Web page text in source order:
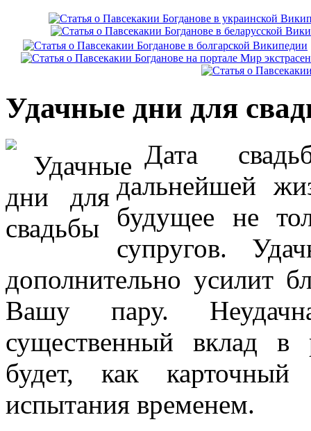
Удачные дни для
Дата
дальнейшей
будущее не
супругов.
дополнительно усилит
Вашу пару.
существенный вклад в
будет, как
испытания временем.